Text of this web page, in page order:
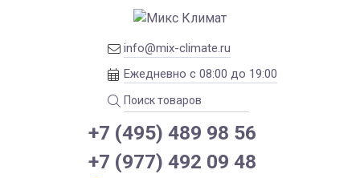
info@mix-climate.ru
Ежедневно с 08:00 до 19:00
+7 (495) 489 98 56
+7 (977) 492 09 48